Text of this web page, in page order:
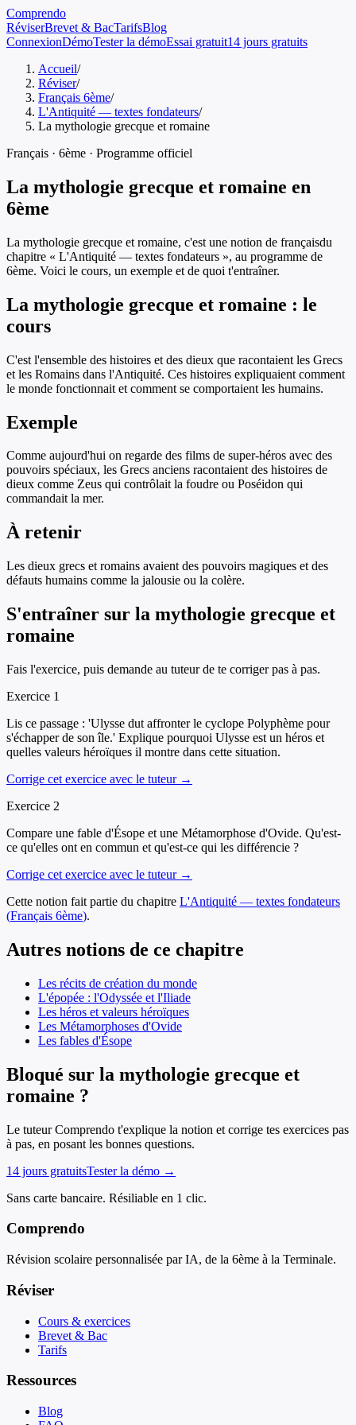
Comprendo
RéviserBrevet & BacTarifsBlog
ConnexionDémoTester la démoEssai gratuit14 jours gratuits
Accueil/
Réviser/
Français 6ème/
L'Antiquité — textes fondateurs/
La mythologie grecque et romaine
Français · 6ème · Programme officiel
La mythologie grecque et romaine en
6ème
La mythologie grecque et romaine, c'est une notion de françaisdu
chapitre « L'Antiquité — textes fondateurs », au programme de
6ème. Voici le cours, un exemple et de quoi t'entraîner.
La mythologie grecque et romaine : le
cours
C'est l'ensemble des histoires et des dieux que racontaient les Grecs
et les Romains dans l'Antiquité. Ces histoires expliquaient comment
le monde fonctionnait et comment se comportaient les humains.
Exemple
Comme aujourd'hui on regarde des films de super-héros avec des
pouvoirs spéciaux, les Grecs anciens racontaient des histoires de
dieux comme Zeus qui contrôlait la foudre ou Poséidon qui
commandait la mer.
À retenir
Les dieux grecs et romains avaient des pouvoirs magiques et des
défauts humains comme la jalousie ou la colère.
S'entraîner sur la mythologie grecque et
romaine
Fais l'exercice, puis demande au tuteur de te corriger pas à pas.
Exercice 1
Lis ce passage : 'Ulysse dut affronter le cyclope Polyphème pour
s'échapper de son île.' Explique pourquoi Ulysse est un héros et
quelles valeurs héroïques il montre dans cette situation.
Corrige cet exercice avec le tuteur →
Exercice 2
Compare une fable d'Ésope et une Métamorphose d'Ovide. Qu'est-
ce qu'elles ont en commun et qu'est-ce qui les différencie ?
Corrige cet exercice avec le tuteur →
Cette notion fait partie du chapitre L'Antiquité — textes fondateurs
(Français 6ème).
Autres notions de ce chapitre
Les récits de création du monde
L'épopée : l'Odyssée et l'Iliade
Les héros et valeurs héroïques
Les Métamorphoses d'Ovide
Les fables d'Ésope
Bloqué sur la mythologie grecque et
romaine ?
Le tuteur Comprendo t'explique la notion et corrige tes exercices pas
à pas, en posant les bonnes questions.
14 jours gratuitsTester la démo →
Sans carte bancaire. Résiliable en 1 clic.
Comprendo
Révision scolaire personnalisée par IA, de la 6ème à la Terminale.
Réviser
Cours & exercices
Brevet & Bac
Tarifs
Ressources
Blog